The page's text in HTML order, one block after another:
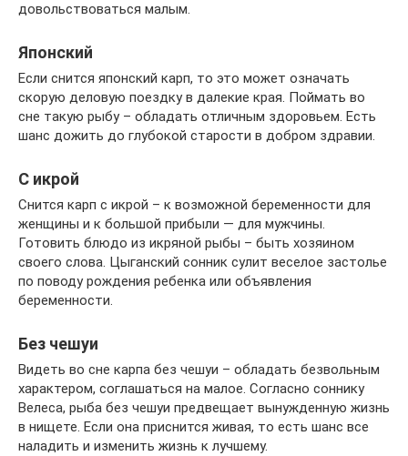
довольствоваться малым.
Японский
Если снится японский карп, то это может означать
скорую деловую поездку в далекие края. Поймать во
сне такую рыбу – обладать отличным здоровьем. Есть
шанс дожить до глубокой старости в добром здравии.
С икрой
Снится карп с икрой – к возможной беременности для
женщины и к большой прибыли — для мужчины.
Готовить блюдо из икряной рыбы – быть хозяином
своего слова. Цыганский сонник сулит веселое застолье
по поводу рождения ребенка или объявления
беременности.
Без чешуи
Видеть во сне карпа без чешуи – обладать безвольным
характером, соглашаться на малое. Согласно соннику
Велеса, рыба без чешуи предвещает вынужденную жизнь
в нищете. Если она приснится живая, то есть шанс все
наладить и изменить жизнь к лучшему.